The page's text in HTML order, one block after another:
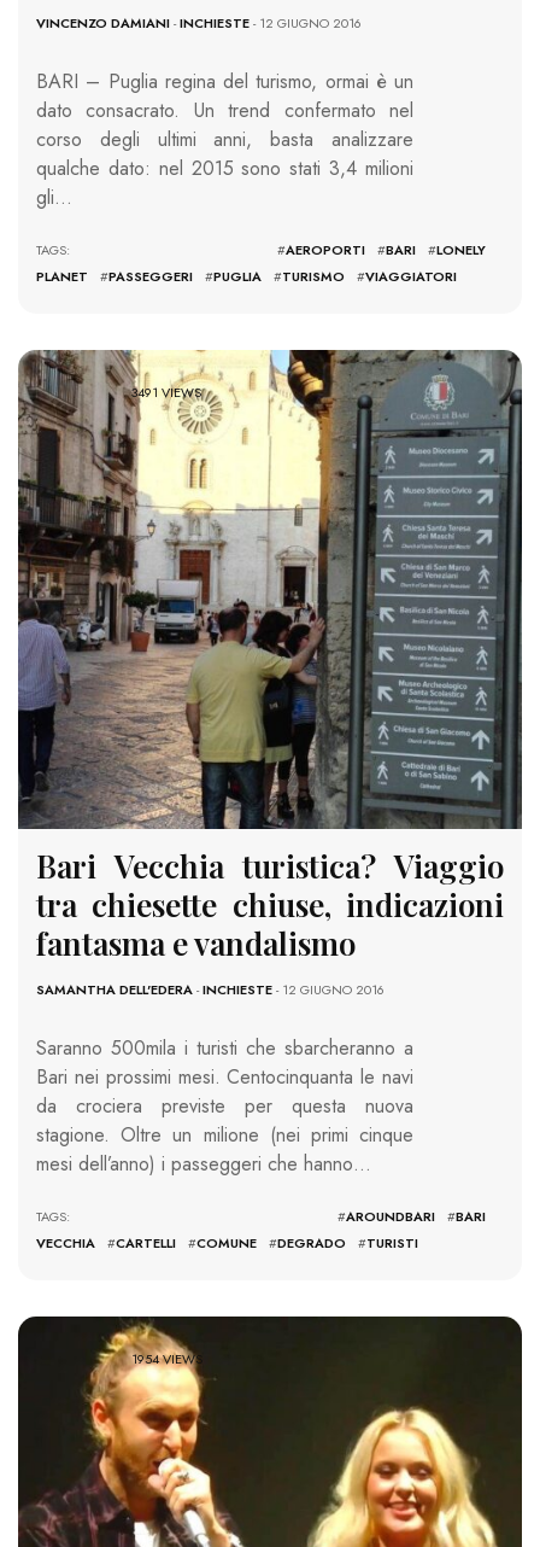
VINCENZO DAMIANI-INCHIESTE- 12 GIUGNO 2016
BARI – Puglia regina del turismo, ormai è un
dato consacrato. Un trend confermato nel
corso degli ultimi anni, basta analizzare
qualche dato: nel 2015 sono stati 3,4 milioni
gli…
TAGS: #AEROPORTI #BARI #LONELY
PLANET
#PASSEGGERI #PUGLIA #TURISMO #VIAGGIATORI
3491 VIEWS
Bari Vecchia turistica? Viaggio
tra chiesette chiuse, indicazioni
fantasma e vandalismo
SAMANTHA DELL'EDERA-INCHIESTE- 12 GIUGNO 2016
Saranno 500mila i turisti che sbarcheranno a
Bari nei prossimi mesi. Centocinquanta le navi
da crociera previste per questa nuova
stagione. Oltre un milione (nei primi cinque
mesi dell’anno) i passeggeri che hanno…
TAGS: #AROUNDBARI #BARI
VECCHIA
#CARTELLI #COMUNE #DEGRADO #TURISTI
1954 VIEWS